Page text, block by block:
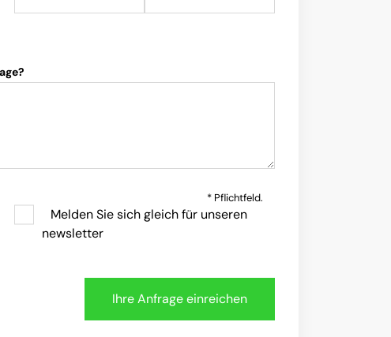
* Pflichtfeld.
Melden Sie sich gleich für unseren
newsletter